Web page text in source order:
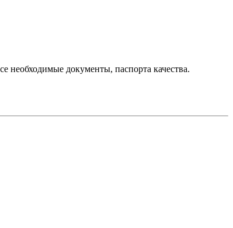
документы, паспорта качества.